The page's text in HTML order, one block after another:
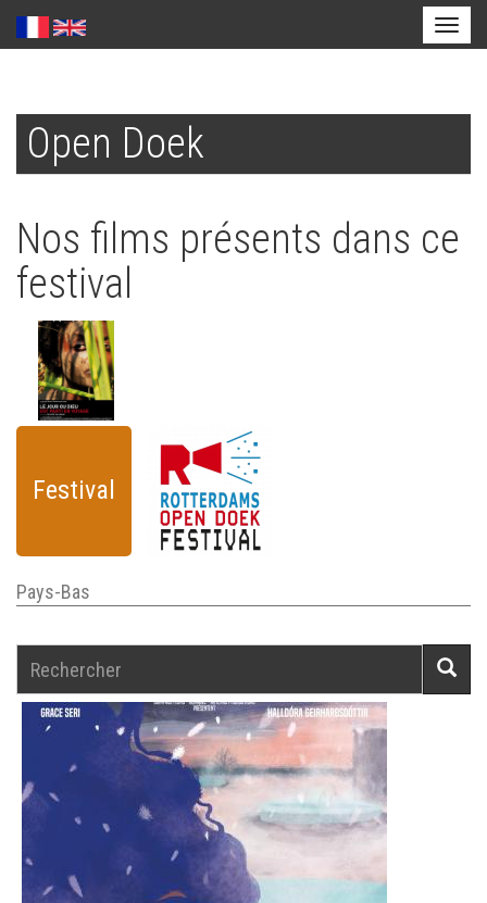
contenu
principal
Open Doek
Nos films présents dans ce
festival
Festival
Pays-Bas